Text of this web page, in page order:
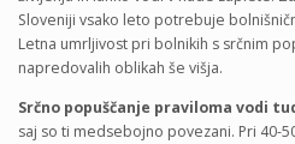
Sloveniji vsako leto potrebuje
Letna umrljivost pri bolnikih s srčnim
napredovalih oblikah še višja.
Srčno popuščanje praviloma vodi
saj so ti medsebojno povezani. Pri 40-